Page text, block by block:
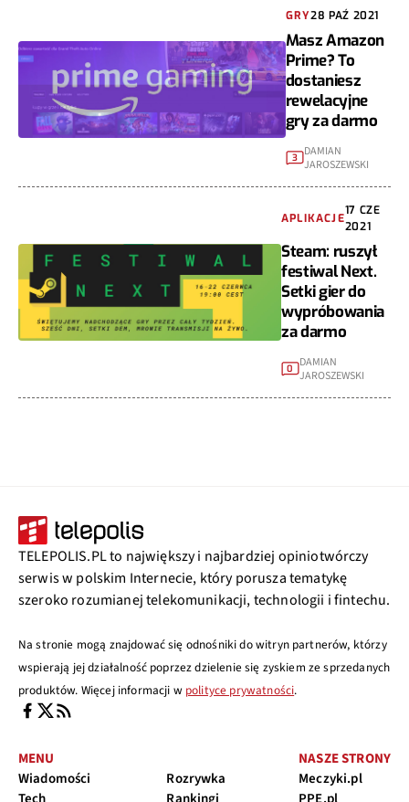
GRY28 PAŹ 2021
Masz Amazon
Prime? To
dostaniesz
rewelacyjne
gry za darmo
3 DAMIAN
JAROSZEWSKI
APLIKACJE
17 CZE
2021
Steam: ruszył
festiwal Next.
Setki gier do
wypróbowania
za darmo
0
DAMIAN
JAROSZEWSKI
TELEPOLIS.PL to największy i najbardziej opiniotwórczy
serwis w polskim Internecie, który porusza tematykę
szeroko rozumianej telekomunikacji, technologii i fintechu.
Na stronie mogą znajdować się odnośniki do witryn partnerów, którzy
wspierają jej działalność poprzez dzielenie się zyskiem ze sprzedanych
produktów. Więcej informacji w polityce prywatności.
MENU
Wiadomości
Rozrywka
NASZE STRONY
Meczyki.pl